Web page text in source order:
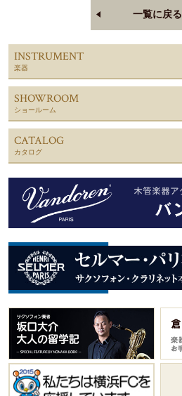
一覧に戻る
INSTRUMENT
楽器
SHOWROOM
ショールーム
CATALOG
カタログ